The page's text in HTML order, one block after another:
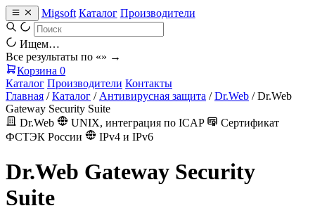
Migsoft Каталог Производители
Ищем…
Все результаты по «» →
Корзина 0
Каталог Производители Контакты
Главная / Каталог / Антивирусная защита / Dr.Web / Dr.Web
Gateway Security Suite
Dr.Web
UNIX, интеграция по ICAP
Сертификат
ФСТЭК России
IPv4 и IPv6
Dr.Web Gateway Security
Suite